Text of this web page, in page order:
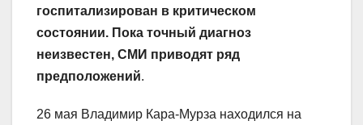
госпитализирован в критическом
состоянии. Пока точный диагноз
неизвестен, СМИ приводят ряд
предположений.
26 мая Владимир Кара-Мурза находился на